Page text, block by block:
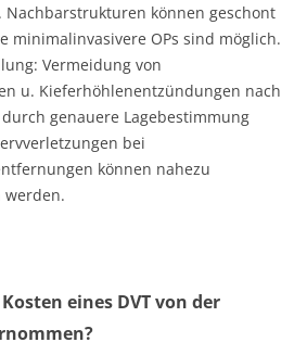
Nachbarstrukturen können geschont
minimalinvasivere OPs sind möglich.
Vermeidung von
u. Kieferhöhlenentzündungen nach
genauere Lagebestimmung
bei
können nahezu
werden.
eines DVT von der